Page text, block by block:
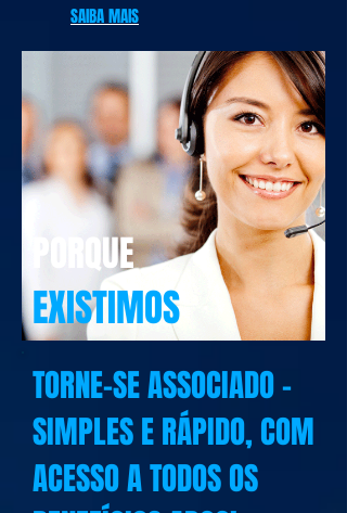
SAIBA MAIS
PORQUE
EXISTIMOS
TORNE-SE ASSOCIADO –
SIMPLES E RÁPIDO, COM
ACESSO A TODOS OS